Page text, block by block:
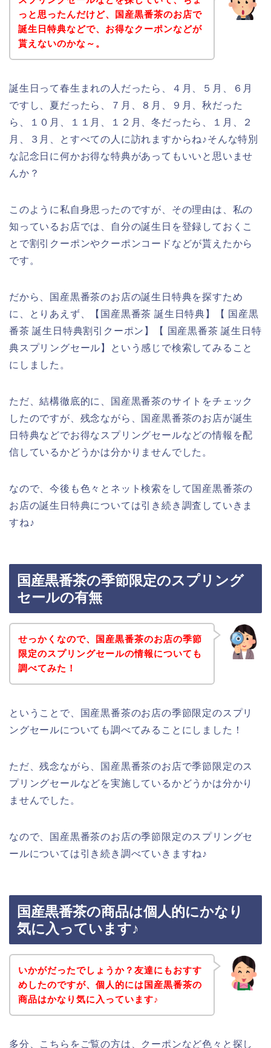
っと思ったんだけど、国産黒番茶のお店で
誕生日特典などで、お得なクーポンなどが
貰えないのかな～。
誕生日って春生まれの人だったら、４月、５月、６月
ですし、夏だったら、７月、８月、９月、秋だった
ら、１０月、１１月、１２月、冬だったら、１月、２
月、３月、とすべての人に訪れますからね♪そんな特別
な記念日に何かお得な特典があってもいいと思いませ
んか？
このように私自身思ったのですが、その理由は、私の
知っているお店では、自分の誕生日を登録しておくこ
とで割引クーポンやクーポンコードなどが貰えたから
です。
だから、国産黒番茶のお店の誕生日特典を探すため
に、とりあえず、【国産黒番茶 誕生日特典】【 国産黒
番茶 誕生日特典割引クーポン】【 国産黒番茶 誕生日特
典スプリングセール】という感じで検索してみること
にしました。
ただ、結構徹底的に、国産黒番茶のサイトをチェック
したのですが、残念ながら、国産黒番茶のお店が誕生
日特典などでお得なスプリングセールなどの情報を配
信しているかどうかは分かりませんでした。
なので、今後も色々とネット検索をして国産黒番茶の
お店の誕生日特典については引き続き調査していきま
すね♪
国産黒番茶の季節限定のスプリング
セールの有無
せっかくなので、国産黒番茶のお店の季節
限定のスプリングセールの情報についても
調べてみた！
ということで、国産黒番茶のお店の季節限定のスプリ
ングセールについても調べてみることにしました！
ただ、残念ながら、国産黒番茶のお店で季節限定のス
プリングセールなどを実施しているかどうかは分かり
ませんでした。
なので、国産黒番茶のお店の季節限定のスプリングセ
ールについては引き続き調べていきますね♪
国産黒番茶の商品は個人的にかなり
気に入っています♪
いかがだったでしょうか？友達にもおすす
めしたのですが、個人的には国産黒番茶の
商品はかなり気に入っています♪
多分、こちらをご覧の方は、クーポンなど色々と探し